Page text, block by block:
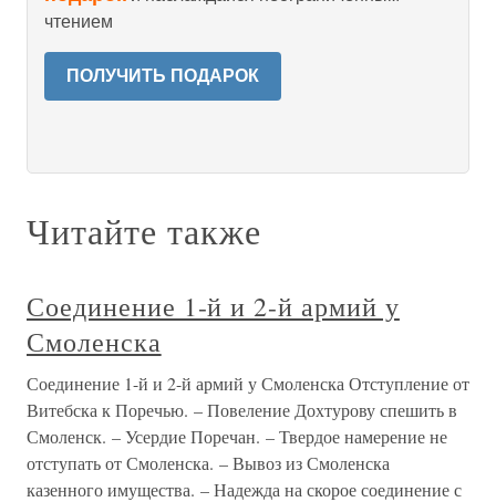
чтением
ПОЛУЧИТЬ ПОДАРОК
Читайте также
Соединение 1-й и 2-й армий у
Смоленска
Соединение 1-й и 2-й армий у Смоленска Отступление от
Витебска к Поречью. – Повеление Дохтурову спешить в
Смоленск. – Усердие Поречан. – Твердое намерение не
отступать от Смоленска. – Вывоз из Смоленска
казенного имущества. – Надежда на скорое соединение с